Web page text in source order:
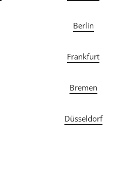
Berlin
Frankfurt
Bremen
Düsseldorf